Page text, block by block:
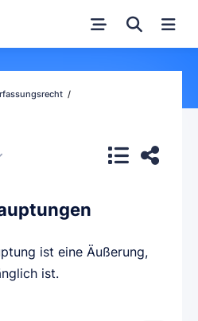
ist eine Äußerung,
ist.